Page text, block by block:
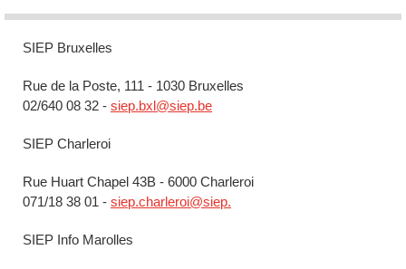
SIEP Bruxelles
Rue de la Poste, 111 - 1030 Bruxelles
02/640 08 32 - siep.bxl@siep.be
SIEP Charleroi
Rue Huart Chapel 43B - 6000 Charleroi
071/18 38 01 - siep.charleroi@siep.
SIEP Info Marolles